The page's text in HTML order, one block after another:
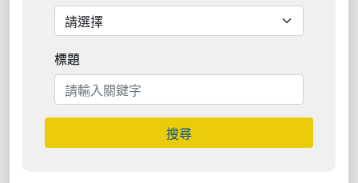
標題
搜尋